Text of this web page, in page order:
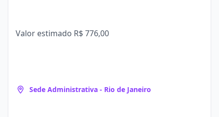
Valor estimado R$ 776,00
Sede Administrativa - Rio de Janeiro